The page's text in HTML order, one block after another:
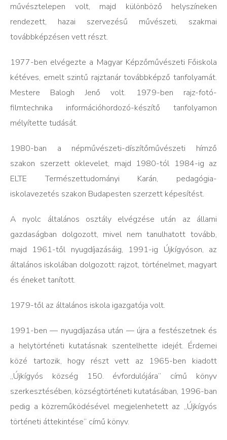
művésztelepen volt, majd különböző helyszíneken
rendezett, hazai szervezésű művészeti, szakmai
továbbképzésen vett részt.
1977-ben elvégezte a Magyar Képzőművészeti Főiskola
kétéves, emelt szintű rajztanár továbbképző tanfolyamát.
Mestere Balogh Jenő volt. 1979-ben rajz-fotó-
filmtechnika információhordozó-készítő tanfolyamon
mélyítette tudását.
1980-ban a népművészeti-díszítőművészeti hímző
szakon szerzett oklevelet, majd 1980-tól 1984-ig az
ELTE Természettudományi Karán, pedagógia-
iskolavezetés szakon Budapesten szerzett képesítést.
A nyolc általános osztály elvégzése után az állami
gazdaságban dolgozott, mivel nem tanulhatott tovább,
majd 1961-től nyugdíjazásáig, 1991-ig Újkígyóson, az
általános iskolában dolgozott: rajzot, történelmet, magyart
és éneket tanított.
1979-től az általános iskola igazgatója volt.
1991-ben — nyugdíjazása után — újra a festészetnek és
a helytörténeti kutatásnak szentelhette idejét. Érdemei
közé tartozik, hogy részt vett az 1965-ben kiadott
„Újkígyós község 150. évfordulójára” című könyv
szerkesztésében, községtörténeti kutatásában, 1996-ban
pedig a közreműködésével megjelenhetett az „Újkígyós
történeti áttekintése” című könyv.